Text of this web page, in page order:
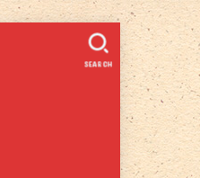
SEARCH